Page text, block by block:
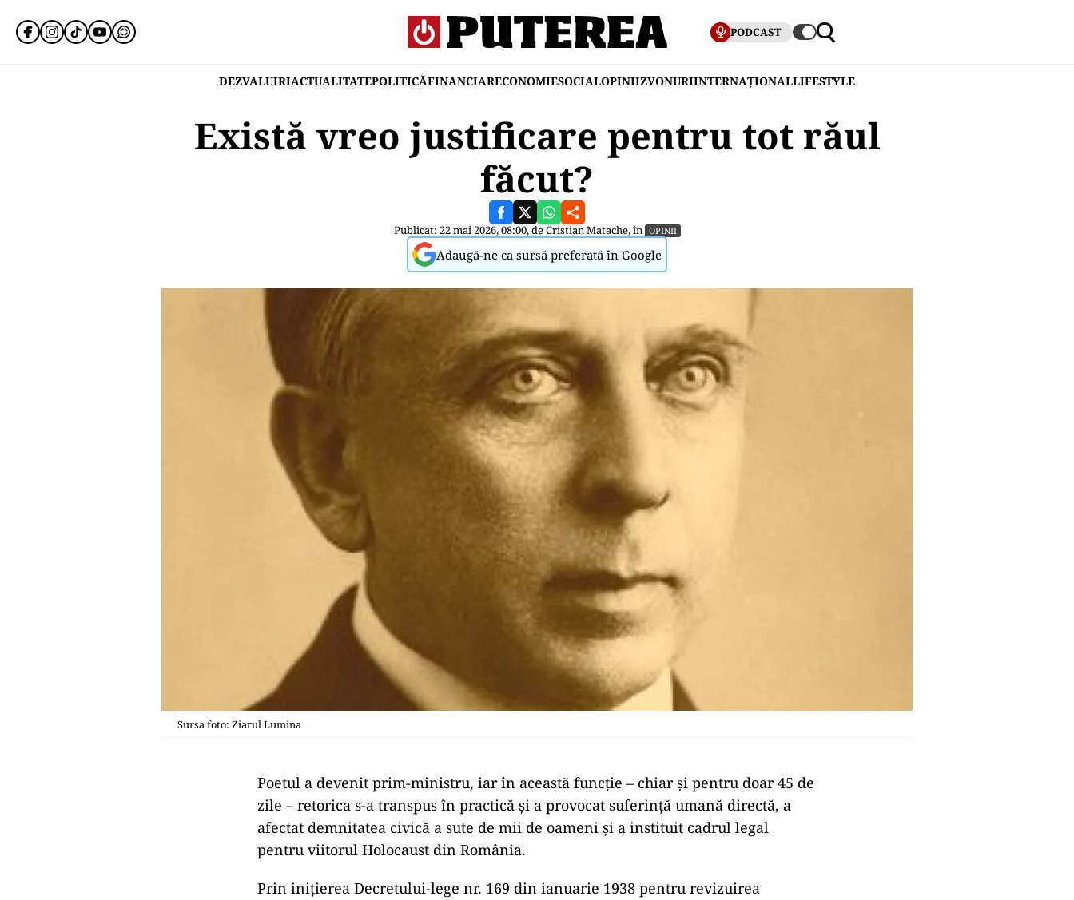
PODCAST
DEZVALUIRIACTUALITATEPOLITICĂFINANCIARECONOMIESOCIALOPINIIZVONURIINTERNAȚIONALLIFESTYLE
Există vreo justificare pentru tot răul
făcut?
Publicat: 22 mai 2026, 08:00, deCristian Matache, în OPINII
Adaugă-ne ca sursă preferată în Google
Sursa foto: Ziarul Lumina
Poetul a devenit prim-ministru, iar în această funcție – chiar și pentru doar 45 de
zile – retorica s-a transpus în practică și a provocat suferință umană directă, a
afectat demnitatea civică a sute de mii de oameni și a instituit cadrul legal
pentru viitorul Holocaust din România.
Prin inițierea Decretului-lege nr. 169 din ianuarie 1938 pentru revizuirea